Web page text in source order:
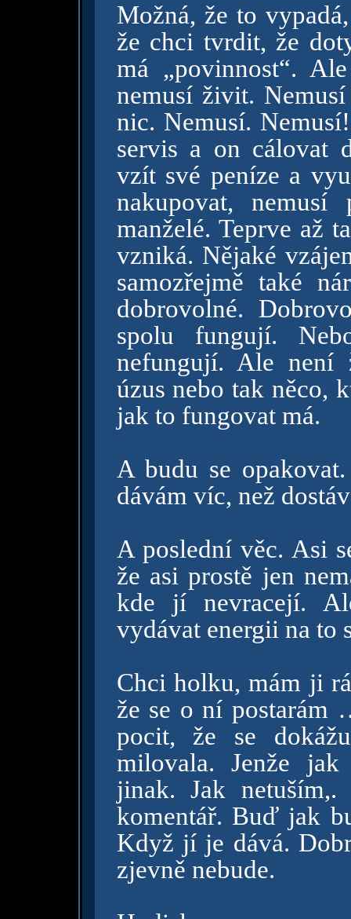
Možná, že to
že chci tvrdit, že
má „povinnost“.
nemusí živit.
nic. Nemusí.
servis a on cálovat
vzít své peníze a
nakupovat,
manželé. Teprve až
vzniká. Nějaké
samozřejmě také
dobrovolné.
spolu fungují.
nefungují. Ale není
úzus nebo tak něco,
jak to fungovat má.
A budu se
dávám víc, než
A poslední věc. Asi
že asi prostě jen
kde jí nevracejí.
vydávat energii na to
Chci holku, mám ji
že se o ní postarám
pocit, že se
milovala. Jenže
jinak. Jak
komentář. Buď jak
Když jí je dává.
zjevně nebude.